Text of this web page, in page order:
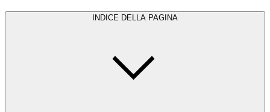
INDICE DELLA PAGINA